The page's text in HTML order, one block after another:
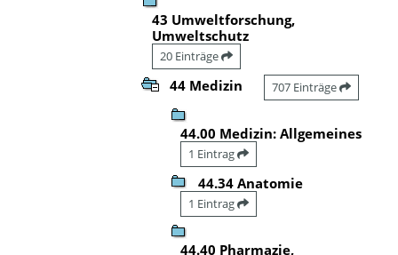
43 Umweltforschung,
Umweltschutz
20 Einträge
44 Medizin 707 Einträge
44.00 Medizin: Allgemeines
1 Eintrag
44.34 Anatomie
1 Eintrag
44.40 Pharmazie,